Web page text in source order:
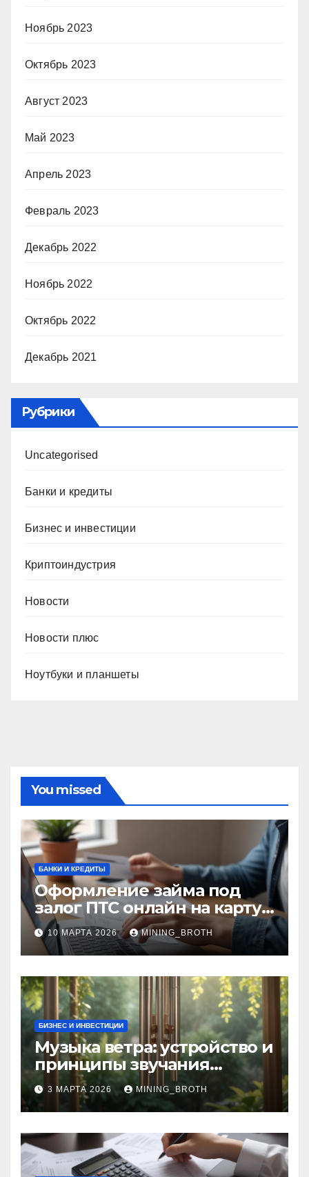
Ноябрь 2023
Октябрь 2023
Август 2023
Май 2023
Апрель 2023
Февраль 2023
Декабрь 2022
Ноябрь 2022
Октябрь 2022
Декабрь 2021
Рубрики
Uncategorised
Банки и кредиты
Бизнес и инвестиции
Криптоиндустрия
Новости
Новости плюс
Ноутбуки и планшеты
You missed
БАНКИ И КРЕДИТЫ
Оформление займа под
залог ПТС онлайн на карту
без визита в офис: порядок,
требования и документы
10 МАРТА 2026 MINING_BROTH
БИЗНЕС И ИНВЕСТИЦИИ
Музыка ветра: устройство и
принципы звучания
колокольчиков
3 МАРТА 2026 MINING_BROTH